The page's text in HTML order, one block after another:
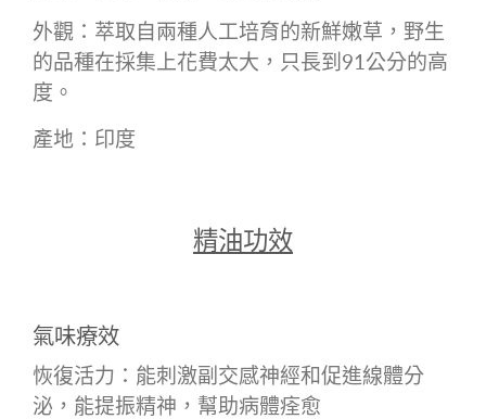
外觀：萃取自兩種人工培育的新鮮嫩草，野生
的品種在採集上花費太大，只長到91公分的高
度。
產地：印度
精油功效
氣味療效
恢復活力：能刺激副交感神經和促進線體分
泌，能提振精神，幫助病體痊愈